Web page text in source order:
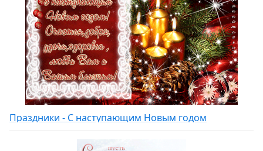
Праздники - С наступающим Новым годом